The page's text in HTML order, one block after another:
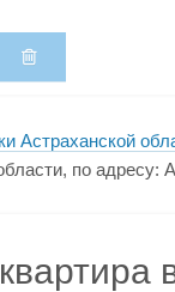
Астраханской
по